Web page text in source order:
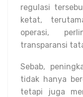
regulasi
ketat,
operasi,
transparansi
Sebab,
tidak hanya
tetapi juga